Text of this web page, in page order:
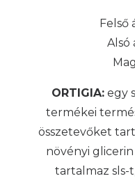
Felső
Alsó
ORTIGIA: egy
termékei
összetevőket
növényi
tartalmaz sls-